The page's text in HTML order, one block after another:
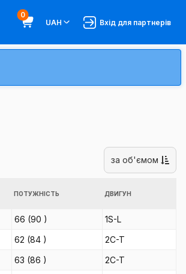
0
UAH
Вхід для партнерів
за об'ємом
ПОТУЖНІСТЬ ДВИГУН
66 (90 )
1S-L
62 (84 )
2C-T
63 (86 )
2C-T